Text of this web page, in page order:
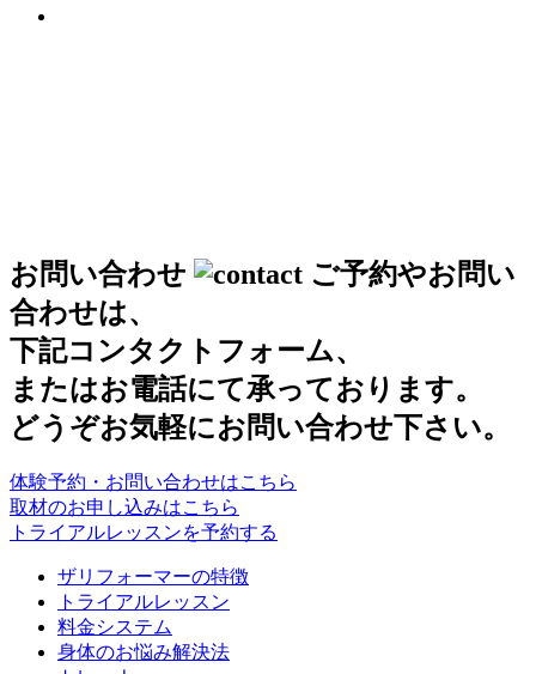
お問い合わせ
ご予約やお問い
合わせは、
下記コンタクトフォーム、
またはお電話にて承っております。
どうぞお気軽にお問い合わせ下さい。
体験予約・お問い合わせはこちら
取材のお申し込みはこちら
トライアルレッスンを予約する
ザリフォーマーの特徴
トライアルレッスン
料金システム
身体のお悩み解決法